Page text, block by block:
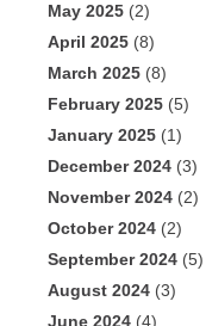
May 2025 (2)
April 2025 (8)
March 2025 (8)
February 2025 (5)
January 2025 (1)
December 2024 (3)
November 2024 (2)
October 2024 (2)
September 2024 (5)
August 2024 (3)
June 2024 (4)